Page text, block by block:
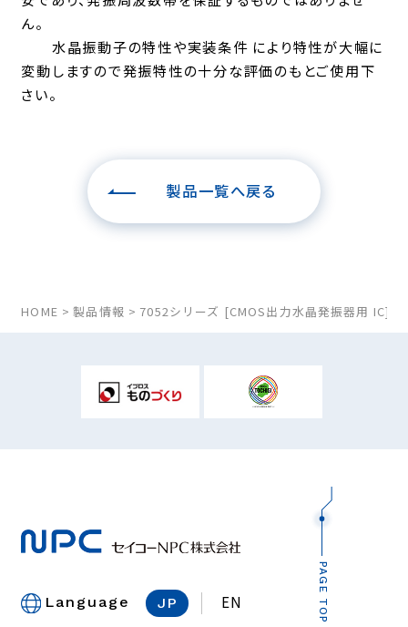
ん。
水晶振動子の特性や実装条件 により特性が大幅に
変動しますので発振特性の十分な評価のもとご使用下
さい。
製品一覧へ戻る
HOME 製品情報 7052シリーズ [CMOS出力水晶発振器用 IC]
Language JP EN PAGE TOP